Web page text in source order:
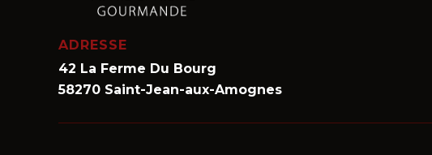
ADRESSE
42 La Ferme Du Bourg
58270 Saint-Jean-aux-Amognes